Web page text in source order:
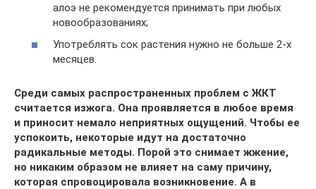
алоэ не рекомендуется принимать при любых
новообразованиях;
Употреблять сок растения нужно не больше 2-х
месяцев.
Среди самых распространенных проблем с ЖКТ
считается изжога. Она проявляется в любое время
и приносит немало неприятных ощущений. Чтобы ее
успокоить, некоторые идут на достаточно
радикальные методы. Порой это снимает жжение,
но никаким образом не влияет на саму причину,
которая спровоцировала возникновение. А в